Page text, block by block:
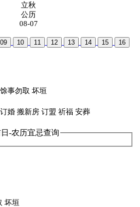
立秋
公历
08-07
09 10 11 12 13 14 15 16
事勿取 坏垣
婚 搬新房 订盟 祈福 安葬
-农历宜忌查询
坏垣